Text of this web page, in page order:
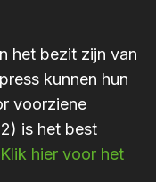
het bezit zijn van
kunnen hun
voorziene
is het best
Klik hier voor het